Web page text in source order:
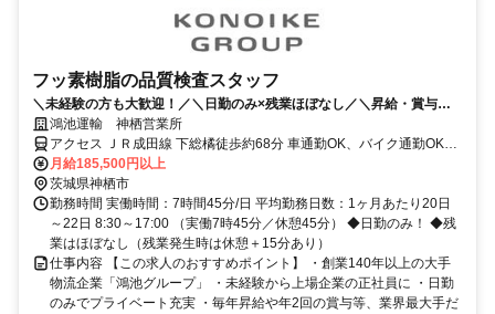
フッ素樹脂の品質検査スタッフ
＼未経験の方も大歓迎！／＼日勤のみ×残業ほぼなし／＼昇給・賞与有
／＼好きなタイミングで有給OK／
鴻池運輸 神栖営業所
アクセス ＪＲ成田線 下総橘徒歩約68分 車通勤OK、バイク通勤OK、
無料駐車場あり（「下総橘駅」より車15分）
月給185,500円以上
茨城県神栖市
勤務時間 実働時間：7時間45分/日 平均勤務日数：1ヶ月あたり20日
～22日 8:30～17:00 （実働7時45分／休憩45分） ◆日勤のみ！ ◆残
業はほぼなし（残業発生時は休憩＋15分あり）
仕事内容 【この求人のおすすめポイント】 ・創業140年以上の大手
物流企業「鴻池グループ」 ・未経験から上場企業の正社員に ・日勤
のみでプライベート充実 ・毎年昇給や年2回の賞与等、業界最大手だ